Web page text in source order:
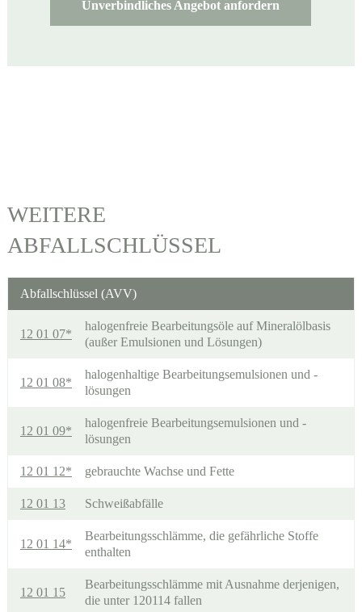
Unverbindliches Angebot anfordern
WEITERE
ABFALLSCHLÜSSEL
Abfallschlüssel (AVV)
12 01 07*
halogenfreie Bearbeitungsöle auf Mineralölbasis
(außer Emulsionen und Lösungen)
12 01 08*
halogenhaltige Bearbeitungsemulsionen und -
lösungen
12 01 09*
halogenfreie Bearbeitungsemulsionen und -
lösungen
12 01 12* gebrauchte Wachse und Fette
12 01 13 Schweißabfälle
12 01 14*
Bearbeitungsschlämme, die gefährliche Stoffe
enthalten
12 01 15
Bearbeitungsschlämme mit Ausnahme derjenigen,
die unter 120114 fallen